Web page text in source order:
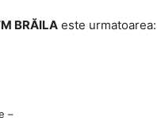
BRĂILA este urmatoarea:
–